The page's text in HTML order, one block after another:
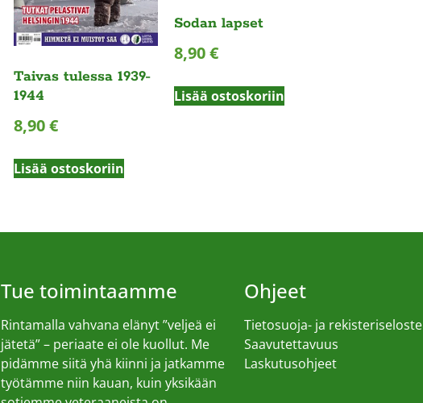
Taivas tulessa 1939-
1944
8,90€
Lisää ostoskoriin
Sodan lapset
8,90€
Lisää ostoskoriin
Tue toimintaamme
Rintamalla vahvana elänyt ”veljeä ei
jätetä” – periaate ei ole kuollut. Me
pidämme siitä yhä kiinni ja jatkamme
työtämme niin kauan, kuin yksikään
Ohjeet
Tietosuoja- ja rekisteriseloste
Saavutettavuus
Laskutusohjeet